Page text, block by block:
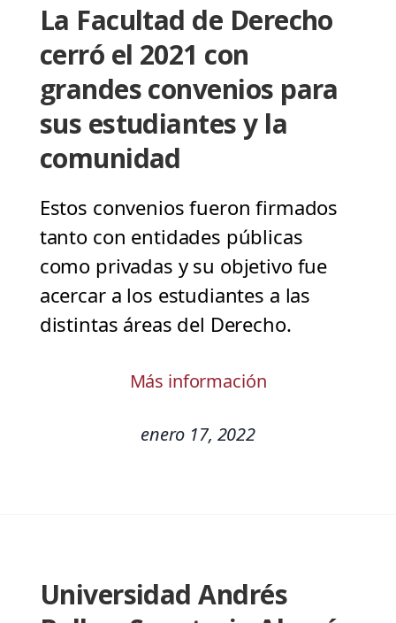
La Facultad de Derecho
cerró el 2021 con
grandes convenios para
sus estudiantes y la
comunidad
Estos convenios fueron firmados
tanto con entidades públicas
como privadas y su objetivo fue
acercar a los estudiantes a las
distintas áreas del Derecho.
Más información
enero 17, 2022
Universidad Andrés